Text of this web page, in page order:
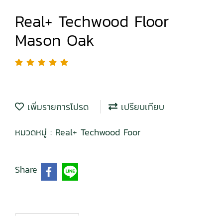
Real+ Techwood Floor
Mason Oak
เพิ่มรายการโปรด
เปรียบเทียบ
หมวดหมู่ : Real+ Techwood Foor
Share